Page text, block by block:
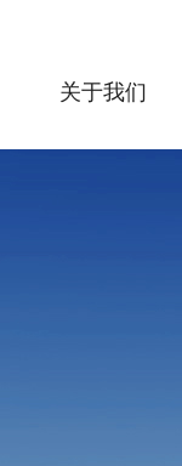
关于我们